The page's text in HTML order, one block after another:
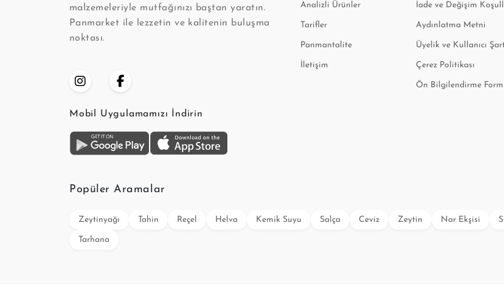
malzemeleriyle mutfağınızı baştan yaratın.
Panmarket ile lezzetin ve kalitenin buluşma
noktası.
Mobil Uygulamamızı İndirin
Analizli Ürünler
Tarifler
Panmantalite
İletişim
İade ve Değişim
Aydınlatma Metni
Üyelik ve Kullanıcı
Çerez Politikası
Ön Bilgilendirme
Popüler Aramalar
Zeytinyağı Tahin Reçel Helva Kemik Suyu Salça Ceviz Zeytin Nar Ekşisi
Tarhana